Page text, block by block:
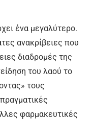
ένα μεγαλύτερο.
ανακρίβειες που
διαδρομές της
του λαού το
τους
φαρμακευτικές